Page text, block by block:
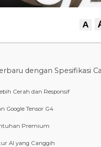
A
dengan Spesifikasi
Cerah dan Responsif
Google Tensor G4
Premium
AI yang Canggih